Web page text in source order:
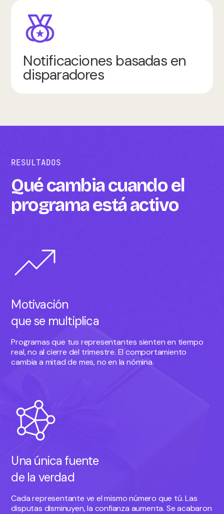
Notificaciones basadas en
disparadores
RESULTADOS
Qué cambia cuando el
programa está activo
Motivación
que se multiplica
Programas que tus representantes sienten en tiempo
real, no al cierre del trimestre. El comportamiento
cambia a mitad de mes, no en la nómina.
Una única fuente
de la verdad
Cada representante ve el mismo número que tú. Las
disputas disminuyen, la confianza aumenta. Se acabaron